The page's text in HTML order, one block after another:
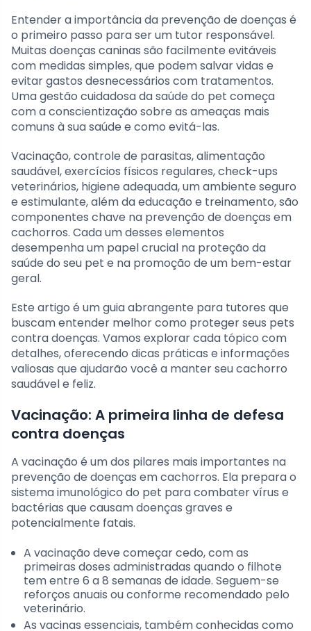
Entender a importância da prevenção de doenças é
o primeiro passo para ser um tutor responsável.
Muitas doenças caninas são facilmente evitáveis
com medidas simples, que podem salvar vidas e
evitar gastos desnecessários com tratamentos.
Uma gestão cuidadosa da saúde do pet começa
com a conscientização sobre as ameaças mais
comuns à sua saúde e como evitá-las.
Vacinação, controle de parasitas, alimentação
saudável, exercícios físicos regulares, check-ups
veterinários, higiene adequada, um ambiente seguro
e estimulante, além da educação e treinamento, são
componentes chave na prevenção de doenças em
cachorros. Cada um desses elementos
desempenha um papel crucial na proteção da
saúde do seu pet e na promoção de um bem-estar
geral.
Este artigo é um guia abrangente para tutores que
buscam entender melhor como proteger seus pets
contra doenças. Vamos explorar cada tópico com
detalhes, oferecendo dicas práticas e informações
valiosas que ajudarão você a manter seu cachorro
saudável e feliz.
Vacinação: A primeira linha de defesa
contra doenças
A vacinação é um dos pilares mais importantes na
prevenção de doenças em cachorros. Ela prepara o
sistema imunológico do pet para combater vírus e
bactérias que causam doenças graves e
potencialmente fatais.
A vacinação deve começar cedo, com as
primeiras doses administradas quando o filhote
tem entre 6 a 8 semanas de idade. Seguem-se
reforços anuais ou conforme recomendado pelo
veterinário.
As vacinas essenciais, também conhecidas como